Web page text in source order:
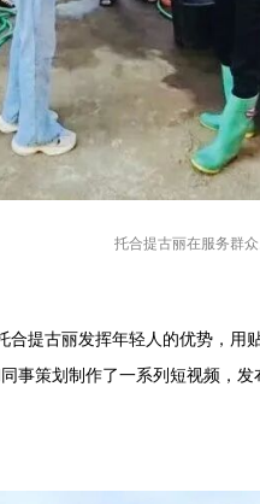
托合提古丽在服务群
合提古丽发挥年轻人的优势，用
事策划制作了一系列短视频，